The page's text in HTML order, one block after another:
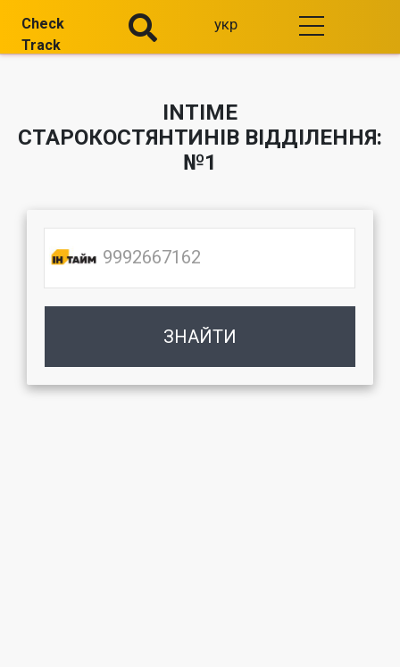
Check
Track
укр
INTIME
СТАРОКОСТЯНТИНІВ ВІДДІЛЕННЯ:
№1
ЗНАЙТИ